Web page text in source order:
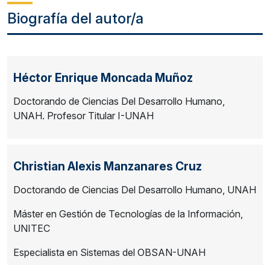
Biografía del autor/a
Héctor Enrique Moncada Muñoz
Doctorando de Ciencias Del Desarrollo Humano,
UNAH. Profesor Titular I-UNAH
Christian Alexis Manzanares Cruz
Doctorando de Ciencias Del Desarrollo Humano, UNAH
Máster en Gestión de Tecnologías de la Información,
UNITEC
Especialista en Sistemas del OBSAN-UNAH